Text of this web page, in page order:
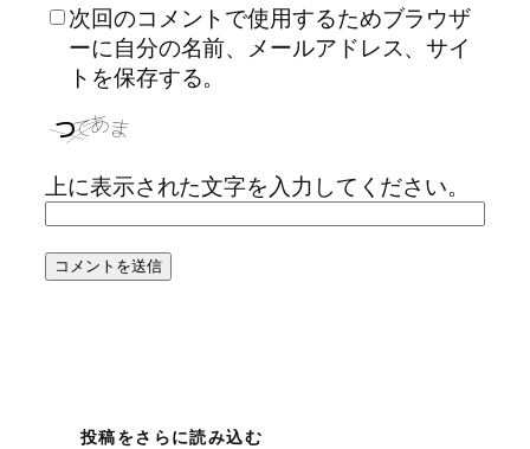
次回のコメントで使用するためブラウザ
ーに自分の名前、メールアドレス、サイ
トを保存する。
上に表示された文字を入力してください。
投稿をさらに読み込む